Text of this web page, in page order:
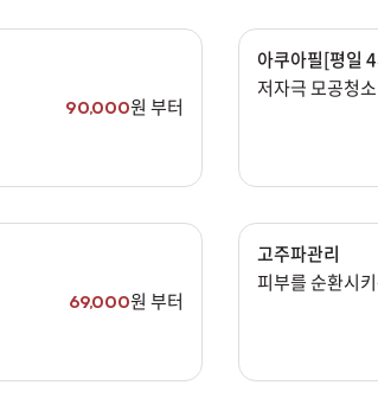
90,000원 부터
아쿠아필[평일
저자극 모공청
69,000원 부터
고주파관리
피부를 순환시